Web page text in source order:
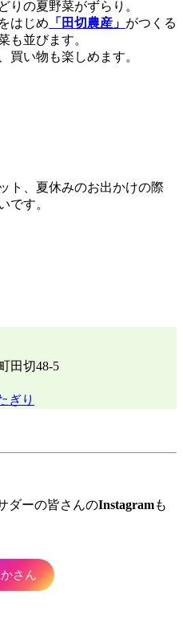
りの夏野菜がずらり。
はじめ 「田切農産」 がつくる
も並びます。
買い物も楽しめます。
ト、夏休みのお出かけの際
です。
田切48-5
ぎり
ダーの皆さんのInstagramも
さん